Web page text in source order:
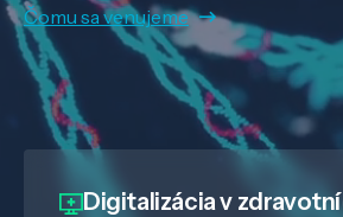
Čomu sa venujeme
Digitalizáciav